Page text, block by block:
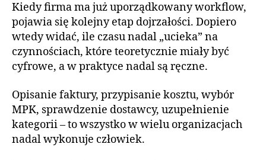
Kiedy firma ma już uporządkowany workflow,
pojawia się kolejny etap dojrzałości. Dopiero
wtedy widać, ile czasu nadal „ucieka” na
czynnościach, które teoretycznie miały być
cyfrowe, a w praktyce nadal są ręczne.
Opisanie faktury, przypisanie kosztu, wybór
MPK, sprawdzenie dostawcy, uzupełnienie
kategorii – to wszystko w wielu organizacjach
nadal wykonuje człowiek.